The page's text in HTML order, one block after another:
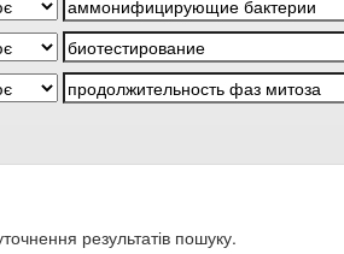
результатів пошуку.